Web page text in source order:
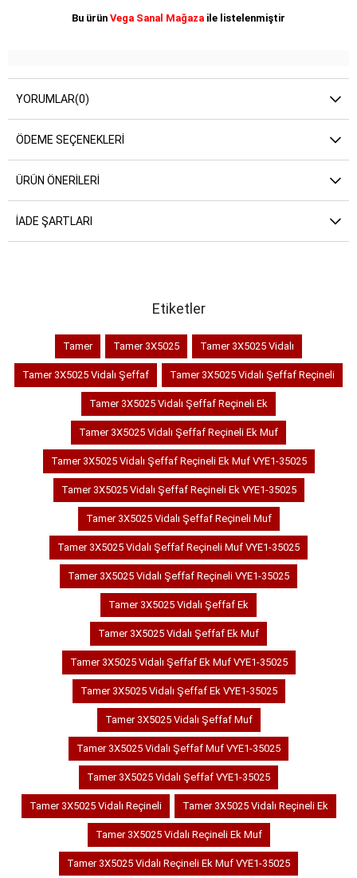
Bu ürün Vega Sanal Mağaza ile listelenmiştir
YORUMLAR(0)
ÖDEME SEÇENEKLERI
ÜRÜN ÖNERILERI
İADE ŞARTLARI
Etiketler
Tamer Tamer 3X5025 Tamer 3X5025 Vidalı
Tamer 3X5025 Vidalı Şeffaf Tamer 3X5025 Vidalı Şeffaf Reçineli
Tamer 3X5025 Vidalı Şeffaf Reçineli Ek
Tamer 3X5025 Vidalı Şeffaf Reçineli Ek Muf
Tamer 3X5025 Vidalı Şeffaf Reçineli Ek Muf VYE1-35025
Tamer 3X5025 Vidalı Şeffaf Reçineli Ek VYE1-35025
Tamer 3X5025 Vidalı Şeffaf Reçineli Muf
Tamer 3X5025 Vidalı Şeffaf Reçineli Muf VYE1-35025
Tamer 3X5025 Vidalı Şeffaf Reçineli VYE1-35025
Tamer 3X5025 Vidalı Şeffaf Ek
Tamer 3X5025 Vidalı Şeffaf Ek Muf
Tamer 3X5025 Vidalı Şeffaf Ek Muf VYE1-35025
Tamer 3X5025 Vidalı Şeffaf Ek VYE1-35025
Tamer 3X5025 Vidalı Şeffaf Muf
Tamer 3X5025 Vidalı Şeffaf Muf VYE1-35025
Tamer 3X5025 Vidalı Şeffaf VYE1-35025
Tamer 3X5025 Vidalı Reçineli Tamer 3X5025 Vidalı Reçineli Ek
Tamer 3X5025 Vidalı Reçineli Ek Muf
Tamer 3X5025 Vidalı Reçineli Ek Muf VYE1-35025